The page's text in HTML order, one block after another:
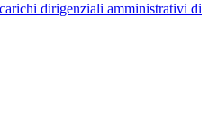
dirigenziali amministrativi di